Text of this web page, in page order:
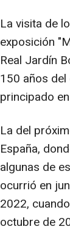
La visita de
exposición
Real Jardín
150 años
principado
La del
España,
algunas de
ocurrió en
2022,
octubre de